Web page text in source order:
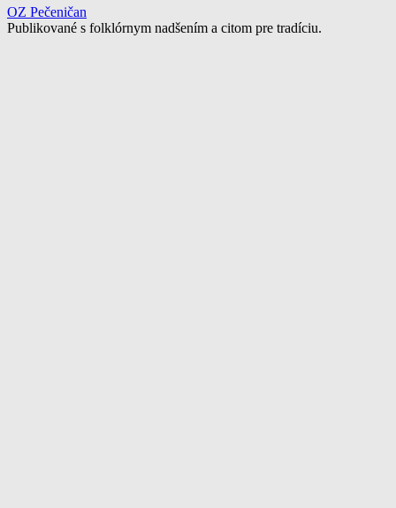
OZ Pečeničan
Publikované s folklórnym nadšením a citom pre tradíciu.